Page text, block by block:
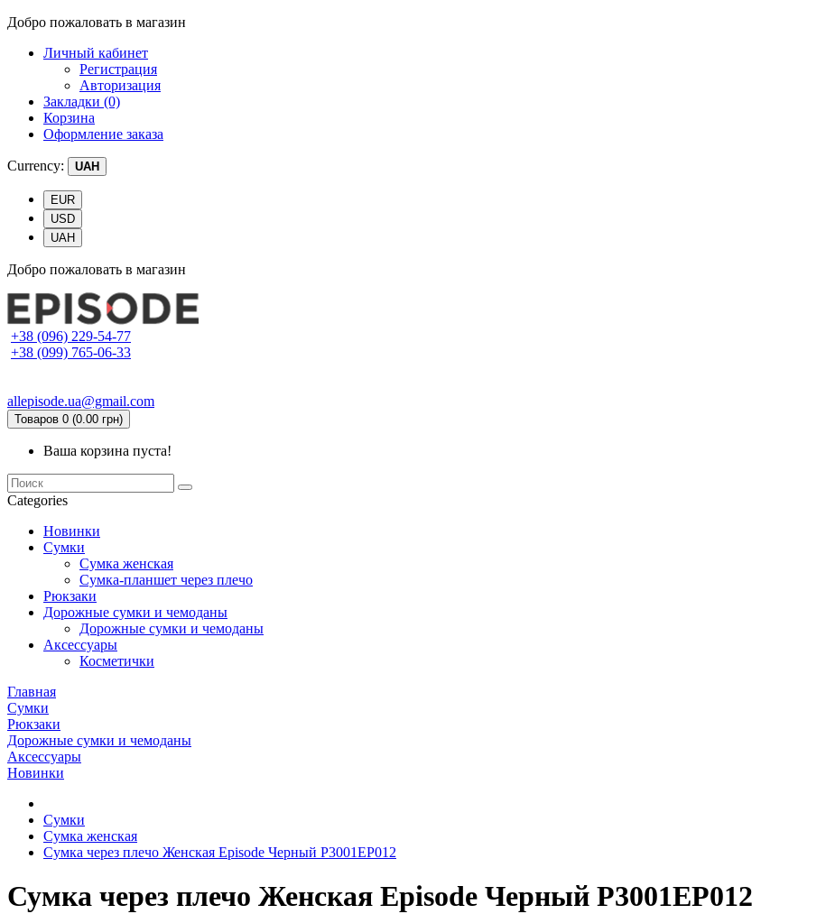
Добро пожаловать в магазин
Личный кабинет
Регистрация
Авторизация
Закладки (0)
Корзина
Оформление заказа
Currency: UAH
EUR
USD
UAH
Добро пожаловать в магазин
+38 (096) 229-54-77
+38 (099) 765-06-33
allepisode.ua@gmail.com
Товаров 0 (0.00 грн)
Ваша корзина пуста!
Categories
Новинки
Сумки
Сумка женская
Сумка-планшет через плечо
Рюкзаки
Дорожные сумки и чемоданы
Дорожные сумки и чемоданы
Аксессуары
Косметички
Главная
Сумки
Рюкзаки
Дорожные сумки и чемоданы
Аксессуары
Новинки
Сумки
Сумка женская
Сумка через плечо Женская Episode Черный P3001EP012
Сумка через плечо Женская Episode Черный P3001EP012